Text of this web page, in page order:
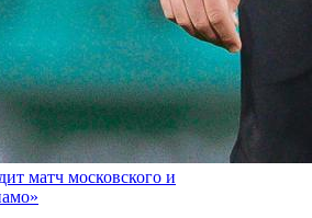
матч московского и